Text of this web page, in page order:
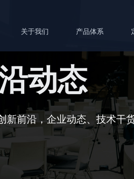
关于我们 产品体系
动态
新前沿，企业动态、技术干